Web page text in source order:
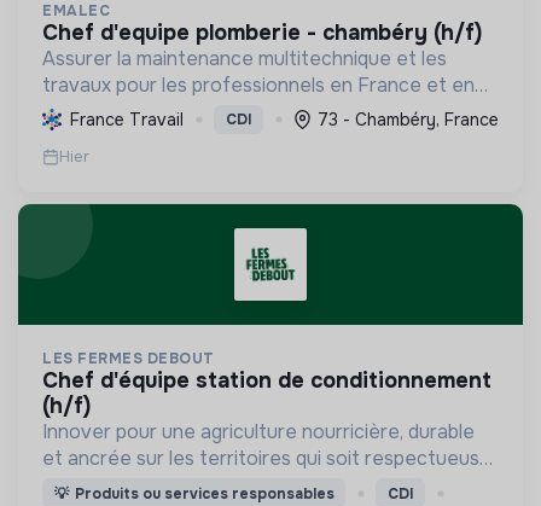
EMALEC
chef d'equipe plomberie - chambéry (h/f)
Assurer la maintenance multitechnique et les
travaux pour les professionnels en France et en
Europe, en intégrant des solutions durables et en
promouvant un environnement de travail éthique
et inclusi...
France Travail CDI 73 - Chambéry, France
Hier
LES FERMES DEBOUT
chef d'équipe station de conditionnement
(h/f)
Innover pour une agriculture nourricière, durable
et ancrée sur les territoires qui soit respectueuse
de l'humain et des écosystèmes
💡 Produits ou services responsables CDI